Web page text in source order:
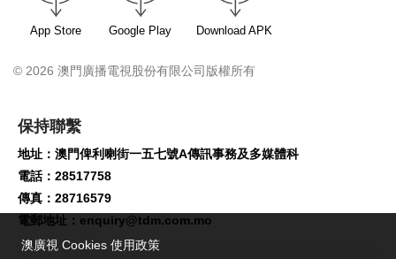
App Store Google Play Download APK
© 2026 澳門廣播電視股份有限公司版權所有
保持聯繫
地址：澳門俾利喇街一五七號A傳訊事務及多媒體科
電話：28517758
傳真：28716579
電郵地址： enquiry@tdm.com.mo
澳廣視 Cookies 使用政策